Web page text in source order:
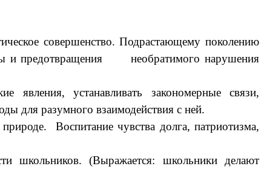
совершенство. Подрастающему поколению
и предотвращения необратимого нарушения
явления, устанавливать закономерные связи,
для разумного взаимодействия с ней.
Воспитание чувства долга, патриотизма,
школьников. (Выражается: школьники делают